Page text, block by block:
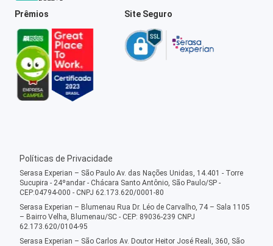
Prêmios Site Seguro
Políticas de Privacidade
Serasa Experian – São Paulo Av. das Nações Unidas, 14.401 - Torre
Sucupira - 24ºandar - Chácara Santo Antônio, São Paulo/SP -
CEP:04794-000 - CNPJ 62.173.620/0001-80
Serasa Experian – Blumenau Rua Dr. Léo de Carvalho, 74 – Sala 1105
– Bairro Velha, Blumenau/SC - CEP: 89036-239 CNPJ
62.173.620/0104-95
Serasa Experian – São Carlos Av. Doutor Heitor José Reali, 360, São